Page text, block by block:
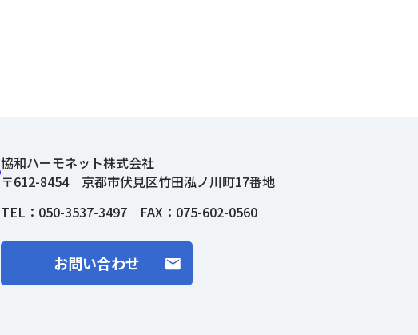
協和ハーモネット株式会社
〒612-8454 京都市伏見区竹田泓ノ川町17番地
TEL： 050-3537-3497 FAX：075-602-0560
お問い合わせ